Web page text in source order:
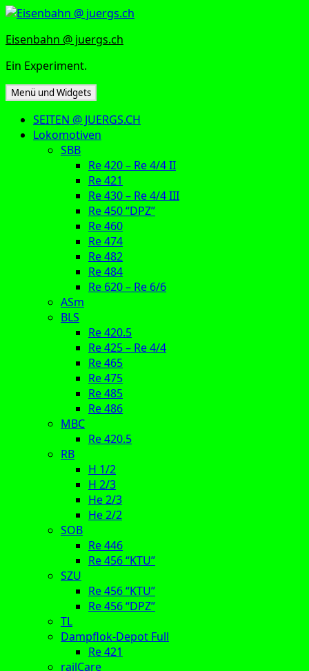
Zum
springen
Eisenbahn @ juergs.ch
Ein Experiment.
Menü und Widgets
SEITEN @ JUERGS.CH
Lokomotiven
SBB
Re 420 – Re 4/4 II
Re 421
Re 430 – Re 4/4 III
Re 450 “DPZ”
Re 460
Re 474
Re 482
Re 484
Re 620 – Re 6/6
ASm
BLS
Re 420.5
Re 425 – Re 4/4
Re 465
Re 475
Re 485
Re 486
MBC
Re 420.5
RB
H 1/2
H 2/3
He 2/3
He 2/2
SOB
Re 446
Re 456 “KTU”
SZU
Re 456 “KTU”
Re 456 “DPZ”
TL
Dampflok-Depot Full
Re 421
railCare